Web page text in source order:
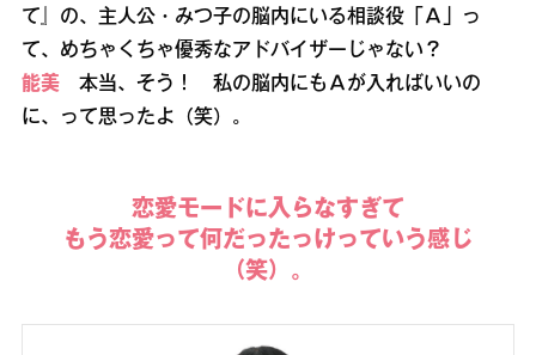
て』の、主人公・みつ子の脳内にいる相談役「Ａ」っ
て、めちゃくちゃ優秀なアドバイザーじゃない？
能美 本当、そう！ 私の脳内にもＡが入ればいいの
に、って思ったよ（笑）。
恋愛モードに入らなすぎて
もう恋愛って何だったっけっていう感じ
（笑）。